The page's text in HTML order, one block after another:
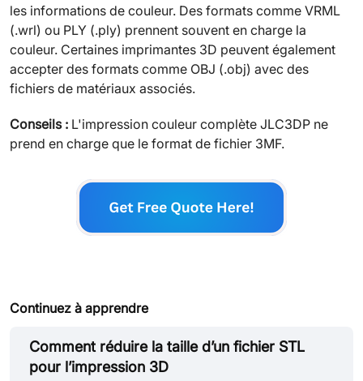
les informations de couleur. Des formats comme VRML
(.wrl) ou PLY (.ply) prennent souvent en charge la
couleur. Certaines imprimantes 3D peuvent également
accepter des formats comme OBJ (.obj) avec des
fichiers de matériaux associés.
Conseils : L'impression couleur complète JLC3DP ne
prend en charge que le format de fichier 3MF.
Continuez à apprendre
Comment réduire la taille d’un fichier STL
pour l’impression 3D